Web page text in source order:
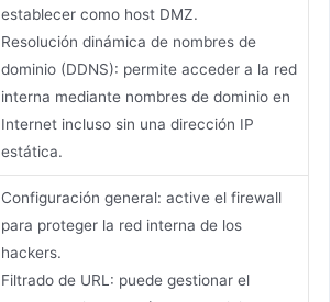
establecer como host DMZ.
Resolución dinámica de nombres de
dominio (DDNS): permite acceder a la red
interna mediante nombres de dominio en
Internet incluso sin una dirección IP
estática.
Configuración general: active el firewall
para proteger la red interna de los
hackers.
Filtrado de URL: puede gestionar el